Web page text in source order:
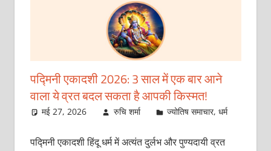
–
ASTROSAGE
MAGAZINE
पद्मिनी एकादशी 2026: 3 साल में एक बार आने
वाला ये व्रत बदल सकता है आपकी किस्मत!
मई 27, 2026 रुचि शर्मा ज्योतिष समाचार,धर्म
पद्मिनी एकादशी हिंदू धर्म में अत्यंत दुर्लभ और पुण्यदायी व्रत